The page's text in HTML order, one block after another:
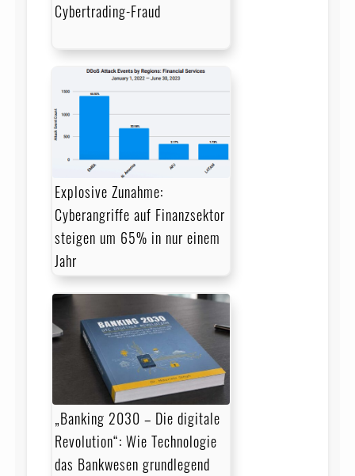
Cybertrading-Fraud
Explosive Zunahme:
Cyberangriffe auf Finanzsektor
steigen um 65% in nur einem
Jahr
„Banking 2030 – Die digitale
Revolution“: Wie Technologie
das Bankwesen grundlegend